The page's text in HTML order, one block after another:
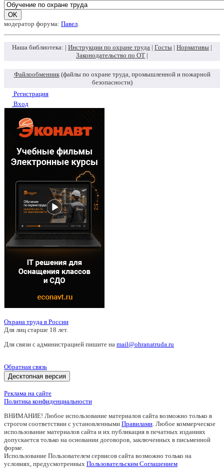
модератор форума: Павел
Наша библиотека: | Инструкции по охране труда | Госты | Нормативы |
Законодательство по ОТ |
Файлообменник(файлы по охране труда, промышленной и пожарной
безопасности)
Регистрация
Вход
Охрана труда в России
Для лиц старше 18 лет.
Для связи с администрацией пишите на mail@ohranatruda.ru
Обратная связь
Десктопная версия
Реклама на сайте
Политика конфиденциальности
ВНИМАНИЕ! Любое использование материалов сайта возможно только в
строгом соответствии с установленными Правилами . Любое коммерческое
использование материалов сайта и их публикация в печатных изданиях
допускается только на основании договоров, заключенных в письменной
форме.
Использование Пользователем сервисов сайта возможно только на
условиях, предусмотренных Пользовательским Соглашением